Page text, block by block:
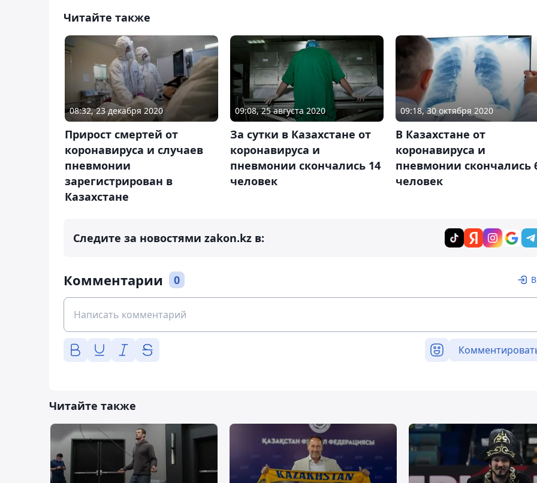
Читайте также
08:32, 23 декабря 2020
Прирост смертей от
коронавируса и случаев
пневмонии
зарегистрирован в
Казахстане
09:08, 25 августа 2020
За сутки в Казахстане от
коронавируса и
пневмонии скончались 14
человек
09:18, 30 октября 2020
В Казахстане от
коронавируса и
пневмонии скончались
человек
Следите за новостями zakon.kz в:
Комментарии 0
Читайте также